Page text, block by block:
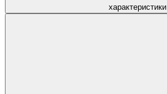
характеристики